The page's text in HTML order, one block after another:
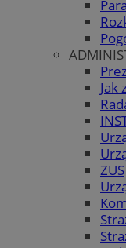
Jak
ZUS